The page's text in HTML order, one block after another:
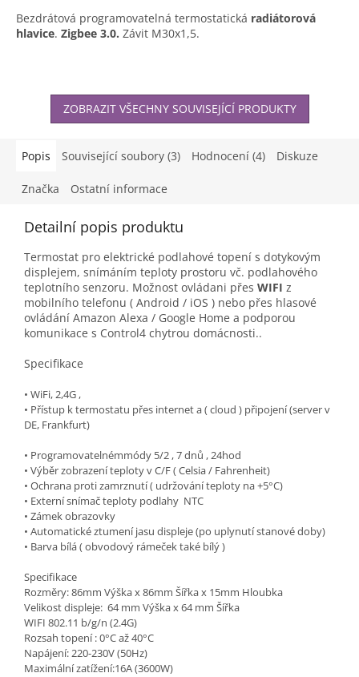
Bezdrátová programovatelná termostatická radiátorová
hlavice. Zigbee 3.0. Závit M30x1,5.
ZOBRAZIT VŠECHNY SOUVISEJÍCÍ PRODUKTY
Popis Související soubory (3) Hodnocení (4) Diskuze
Značka Ostatní informace
Detailní popis produktu
Termostat pro elektrické podlahové topení s dotykovým
displejem, snímáním teploty prostoru vč. podlahového
teplotního senzoru. Možnost ovládani přes WIFI z
mobilního telefonu ( Android / iOS ) nebo přes hlasové
ovládání Amazon Alexa / Google Home a podporou
komunikace s Control4 chytrou domácnosti..
Specifikace
• WiFi, 2,4G ,
• Přístup k termostatu přes internet a ( cloud ) připojení (server v
DE, Frankfurt)
• Programovatelnémmódy 5/2 , 7 dnů , 24hod
• Výběr zobrazení teploty v C/F ( Celsia / Fahrenheit)
• Ochrana proti zamrznutí ( udržování teploty na +5°C)
• Externí snímač teploty podlahy NTC
• Zámek obrazovky
• Automatické ztumení jasu displeje (po uplynutí stanové doby)
• Barva bílá ( obvodový rámeček také bílý )
Specifikace
Rozměry: 86mm Výška x 86mm Šířka x 15mm Hloubka
Velikost displeje: 64 mm Výška x 64 mm Šířka
WIFI 802.11 b/g/n (2.4G)
Rozsah topení : 0°C až 40°C
Napájení: 220-230V (50Hz)
Maximální zatížení:16A (3600W)